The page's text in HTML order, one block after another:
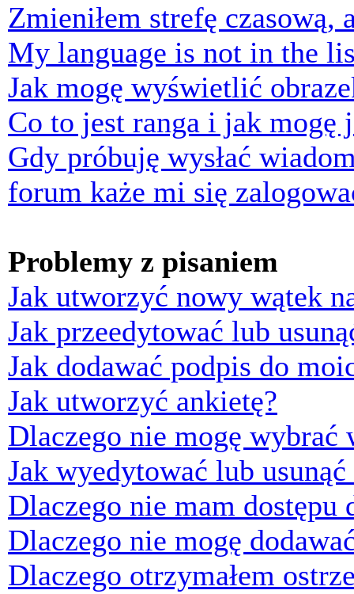
Zmieniłem strefę czasową,
My language is not in the
Jak mogę wyświetlić
Co to jest ranga i jak mogę
Gdy próbuję wysłać
forum każe mi się
Problemy z pisaniem
Jak utworzyć nowy wątek
Jak przeedytować lub
Jak dodawać podpis do
Jak utworzyć ankietę?
Dlaczego nie mogę wybrać
Jak wyedytować lub usunąć
Dlaczego nie mam dostępu
Dlaczego nie mogę
Dlaczego otrzymałem